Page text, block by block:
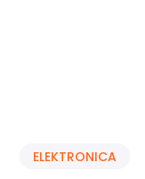
ELEKTRONICA